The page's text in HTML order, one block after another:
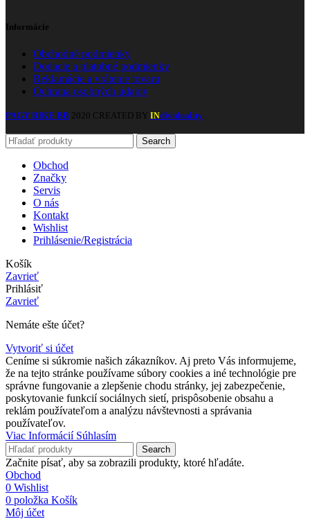
Informácie
Obchodné podmienky
Dodacie a platobné podmienky
Reklamácie a vrátenie tovaru
Ochrana osobných údajov
PAGY BIKE BB 2020 CREATED BY INdividuality
Search
Obchod
Značky
Servis
O nás
Kontakt
Wishlist
Prihlásenie/Registrácia
Košík
Zavrieť
Prihlásiť
Zavrieť
Nemáte ešte účet?
Vytvoriť si účet
Ceníme si súkromie našich zákazníkov. Aj preto Vás informujeme,
že na tejto stránke používame súbory cookies a iné technológie pre
správne fungovanie a zlepšenie chodu stránky, jej zabezpečenie,
poskytovanie funkcií sociálnych sietí, prispôsobenie obsahu a
reklám používateľom a analýzu návštevnosti a správania
používateľov.
Viac Informácií Viac
Súhlasím
Search
Začnite písať, aby sa zobrazili produkty, ktoré hľadáte.
Obchod
0 Wishlist
0 položka Košík
Môj účet